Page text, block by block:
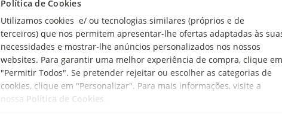
Política de Cookies
Utilizamos cookies e/ ou tecnologias similares (próprios e de
terceiros) que nos permitem apresentar-lhe ofertas adaptadas às
necessidades e mostrar-lhe anúncios personalizados nos nossos
websites. Para garantir uma melhor experiência de compra, clique em
"Permitir Todos". Se pretender rejeitar ou escolher as categorias de
cookies, clique em "Personalizar". Para mais informações, visite a
nossa Política de Cookies
Vinho tinto